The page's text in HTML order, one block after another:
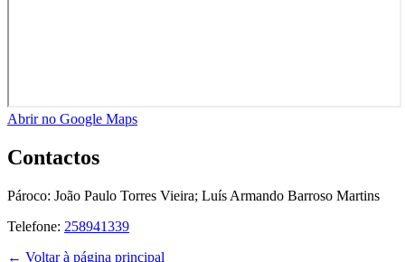
Abrir no Google Maps
Contactos
Pároco: João Paulo Torres Vieira; Luís Armando Barroso Martins
Telefone: 258941339
← Voltar à página principal